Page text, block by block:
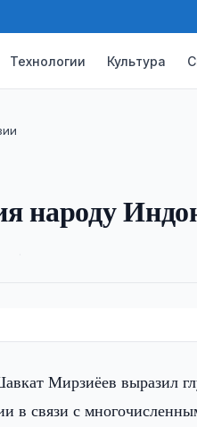
Технологии Культура
народу
Мирзиёев выразил
в связи с